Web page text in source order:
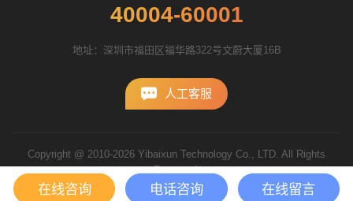
40004-60001
地址：深圳市福田区福华路322号文蔚大厦16B
人工客服
Copyright @ 2010-2026 Yibaixun Technology Co., LTD. All Rights
Reserved.
粤ICP备10056793号
在线咨询 电话咨询 在线留言